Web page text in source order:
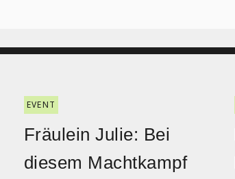
EVENT
Fräulein Julie: Bei
diesem Machtkampf